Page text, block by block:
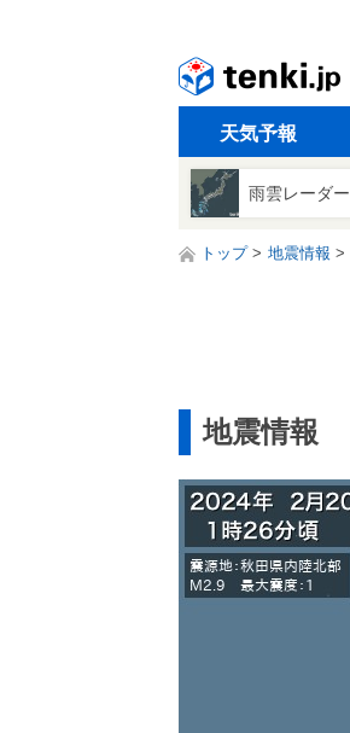
天気予報
雨雲レーダー
トップ 地震情報
地震情報